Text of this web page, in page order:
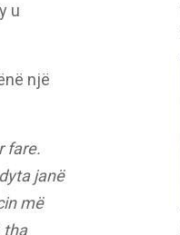
u
një
fare.
janë
më
tha